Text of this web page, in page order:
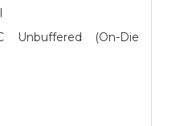
Unbuffered (On-Die